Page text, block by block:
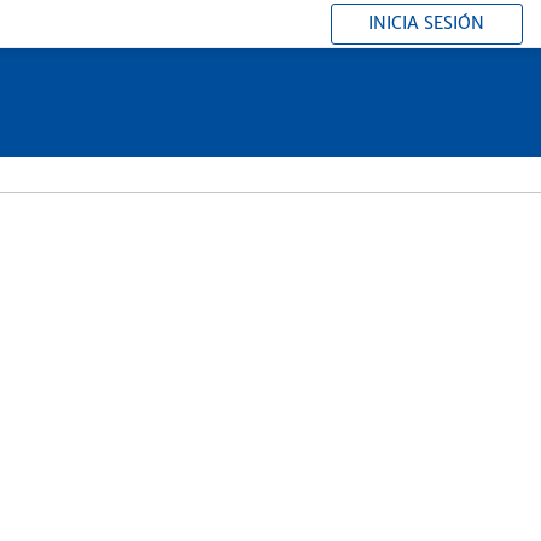
INICIA SESIÓN